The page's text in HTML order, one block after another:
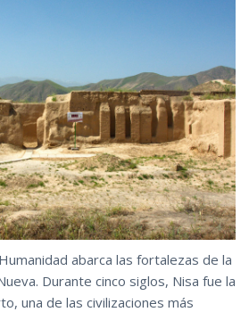
abarca las fortalezas de la
Durante cinco siglos, Nisa fue la
una de las civilizaciones más